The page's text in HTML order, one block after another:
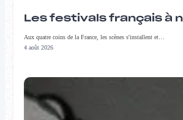
Les festivals français à
Aux quatre coins de la France, les scènes s'installent et…
4 août 2026